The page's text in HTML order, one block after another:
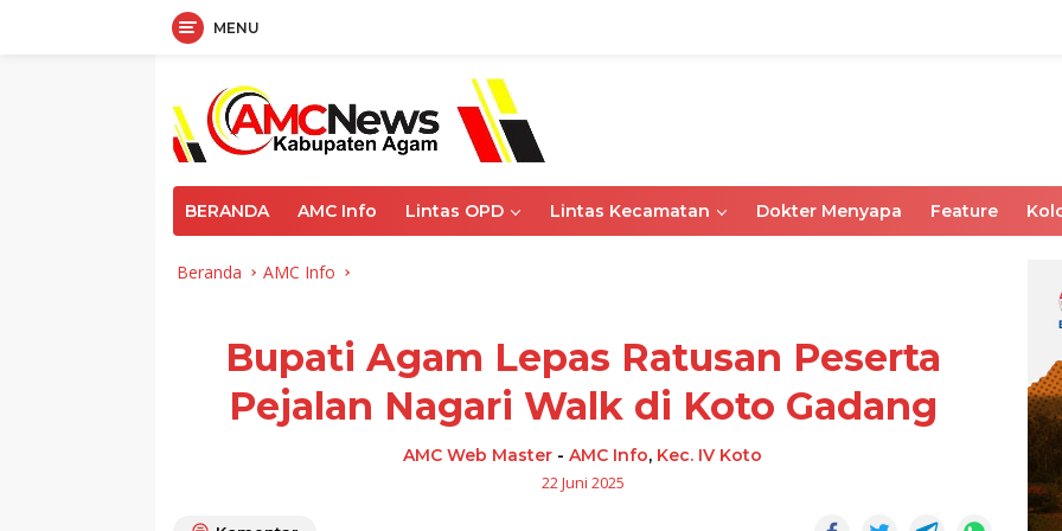
MENU
BERANDA AMC Info Lintas OPD Lintas Kecamatan Dokter Menyapa Feature
Beranda AMC Info
Bupati Agam Lepas Ratusan Peserta
Pejalan Nagari Walk di Koto Gadang
AMC Web Master -AMC Info, Kec. IV Koto
22 Juni 2025